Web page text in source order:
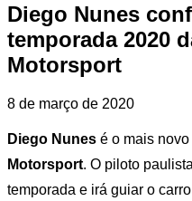
Diego Nunes
temporada 2020
Motorsport
8 de março de 2020
Diego Nunes é o mais
Motorsport. O piloto
temporada e irá guiar o